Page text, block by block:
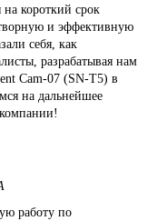
на короткий срок
и эффективную
себя, как
разрабатывая нам
Cam-07 (SN-T5) в
на дальнейшее
работу по